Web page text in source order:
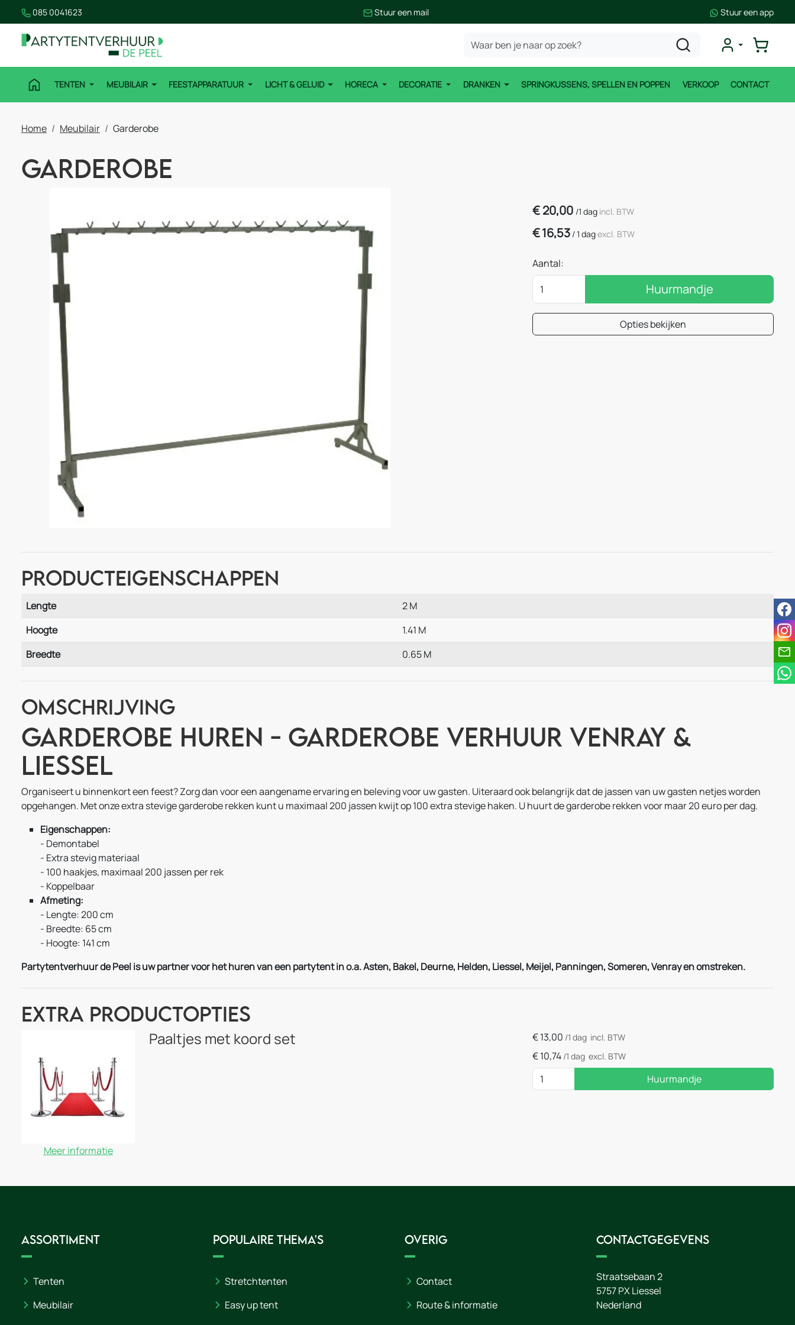
085 0041623 Stuur een mail Stuur een app
TENTEN MEUBILAIR FEESTAPPARATUUR LICHT & GELUID HORECA DECORATIE DRANKEN SPRINGKUSSENS, SPELLEN EN POPPEN VERKOOP CONTACT
Home Meubilair Garderobe
Garderobe
€20,00 /1 dag incl. BTW
€16,53 /1 dagexcl. BTW
Aantal:
Huurmandje
Opties bekijken
Producteigenschappen
Lengte
2 M
Hoogte
1.41 M
Breedte
0.65 M
Omschrijving
Garderobe huren - Garderobe verhuur Venray &
Liessel
Organiseert u binnenkort een feest? Zorg dan voor een aangename ervaring en beleving voor uw gasten. Uiteraard ook belangrijk dat de jassen van uw gasten netjes worden
opgehangen. Met onze extra stevige garderobe rekken kunt u maximaal 200 jassen kwijt op 100 extra stevige haken. U huurt de garderobe rekken voor maar 20 euro per dag.
Eigenschappen:
- Demontabel
- Extra stevig materiaal
- 100 haakjes, maximaal 200 jassen per rek
- Koppelbaar
Afmeting:
- Lengte: 200 cm
- Breedte: 65 cm
- Hoogte: 141 cm
Partytentverhuur de Peel is uw partner voor het huren van een partytent in o.a. Asten, Bakel, Deurne, Helden, Liessel, Meijel, Panningen, Someren, Venray en omstreken.
Extra Productopties
Meer informatie
€13,00 /1 dag incl. BTW
€10,74 /1 dag excl. BTW
Huurmandje
Paaltjes met koord set
Assortiment
Tenten
Meubilair
Populaire thema's
Stretchtenten
Easy up tent
Overig
Contact
Route & informatie
Contactgegevens
Straatsebaan 2
5757 PXLiessel
Nederland